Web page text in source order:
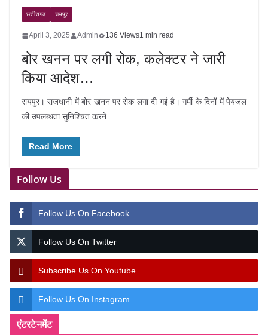
छत्तीसगढ़ रायपुर
April 3, 2025 Admin 136 Views1 min read
बोर खनन पर लगी रोक, कलेक्टर ने जारी
किया आदेश…
रायपुर। राजधानी में बोर खनन पर रोक लगा दी गई है। गर्मी के दिनों में पेयजल
की उपलब्धता सुनिश्चित करने
Read More
Follow Us
Follow Us On Facebook
Follow Us On Twitter
Subscribe Us On Youtube
Follow Us On Instagram
एंटरटेनमेंट